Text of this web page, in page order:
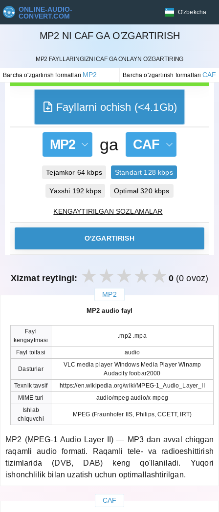
ONLINE-AUDIO-
CONVERT.COM
O'zbekcha
MP2 NI CAF GA O'ZGARTIRISH
MP2 FAYLLARINGIZNI CAF GA ONLAYN O'ZGARTIRING
Barcha o'zgartirish formatlari MP2 Barcha o'zgartirish formatlariCAF
BEKOR QILISH
Fayllarni ochish (<4.1Gb)
MP2 ga CAF
Tejamkor 64 kbps Standart 128 kbps
Yaxshi 192 kbps Optimal 320 kbps
KENGAYTIRILGAN SOZLAMALAR
O'ZGARTIRISH
Xizmat reytingi: 0(0 ovoz)
MP2
MP2 audio fayl
Fayl
kengaytmasi
.mp2 .mpa
Fayl toifasi audio
Dasturlar
VLC media player Windows Media Player Winamp
Audacity foobar2000
Texnik tavsif
https://en.wikipedia.org/wiki/MPEG-1_Audio_Layer_II
MIME turi
audio/mpeg audio/x-mpeg
Ishlab
chiquvchi
MPEG (Fraunhofer IIS, Philips, CCETT, IRT)
MP2 (MPEG-1 Audio Layer II) — MP3 dan avval chiqgan
raqamli audio formati. Raqamli tele- va radioeshittirish
tizimlarida (DVB, DAB) keng qo'llaniladi. Yuqori
ishonchlilik bilan uzatish uchun optimallashtirilgan.
CAF